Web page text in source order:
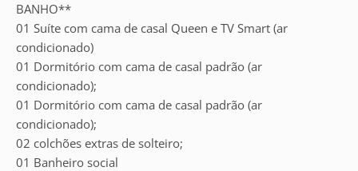
BANHO**
01 Suíte com cama de casal Queen e TV Smart (ar
condicionado)
01 Dormitório com cama de casal padrão (ar
condicionado);
01 Dormitório com cama de casal padrão (ar
condicionado);
02 colchões extras de solteiro;
01 Banheiro social